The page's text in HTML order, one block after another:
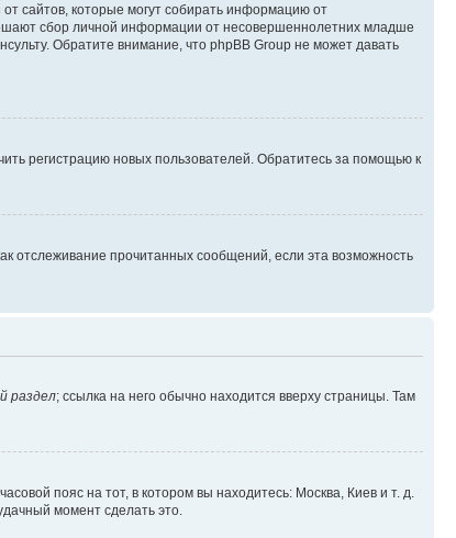
сайтов, которые могут собирать информацию от
сбор личной информации от несовершеннолетних младше
Обратите внимание, что phpBB Group не может давать
регистрацию новых пользователей. Обратитесь за помощью к
отслеживание прочитанных сообщений, если эта возможность
раздел; ссылка на него обычно находится вверху страницы. Там
пояс на тот, в котором вы находитесь: Москва, Киев и т. д.
момент сделать это.